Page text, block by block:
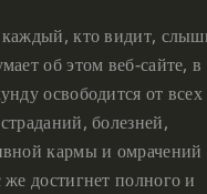
кто видит,
об этом веб-сайте, в
освободится от всех
болезней,
кармы и омрачений
же достигнет полного и